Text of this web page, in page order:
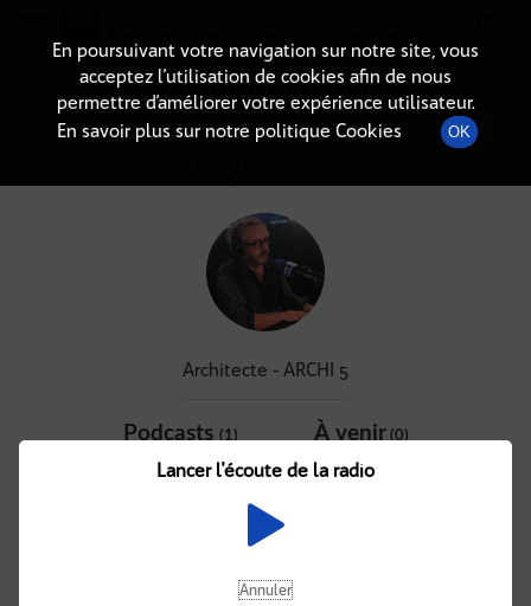
DÉTAIL DE L'INVITÉ(E)
Architecte - ARCHI 5
Podcasts (1) À venir(0)
En poursuivant votre navigation sur notre site, vous
acceptez l’utilisation de cookies afin de nous
permettre d’améliorer votre expérience utilisateur.
En savoir plus sur notre politique Cookies
OK
Lancer l'écoute de la radio
Annuler